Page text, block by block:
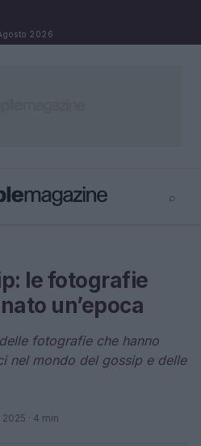
2026
⌕
le fotografie
un’epoca
fotografie che hanno
nel mondo del gossip e delle
· 4 min